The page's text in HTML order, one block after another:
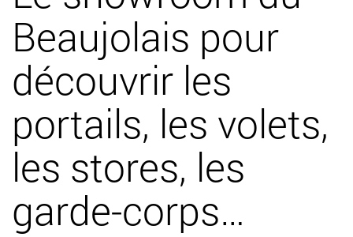
Métal Stores
Journal
Contact
Beaujolais pour
découvrir les
portails, les volets,
les stores, les
garde-corps…